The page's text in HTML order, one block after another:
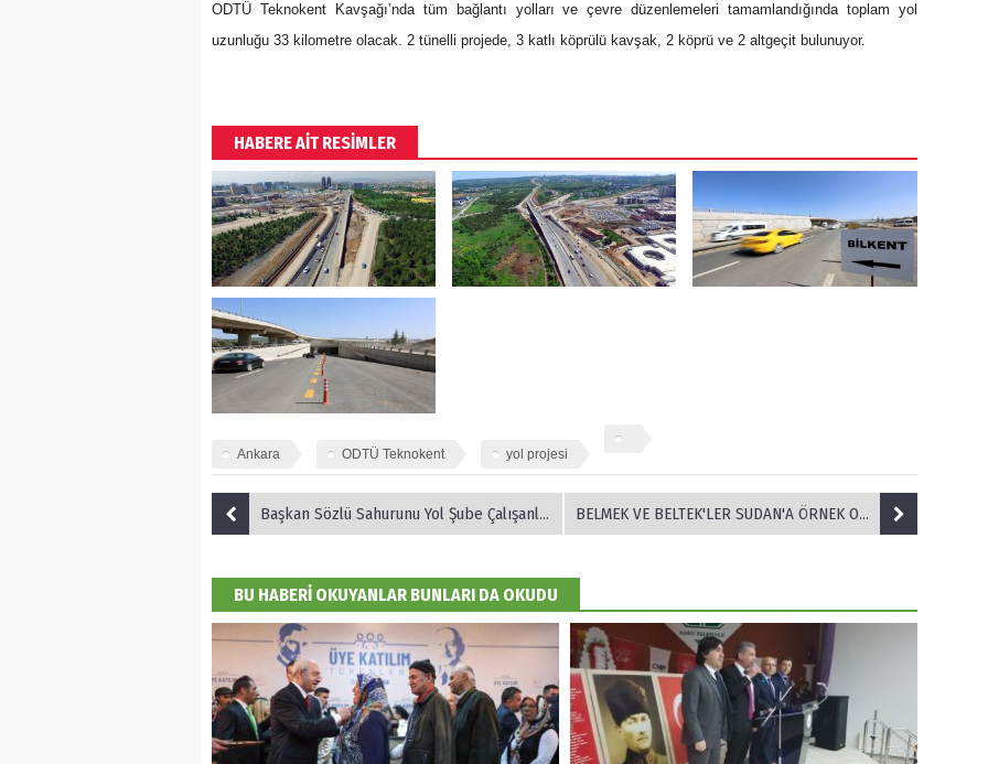
ODTÜ Teknokent Kavşağı’nda tüm bağlantı yolları ve çevre düzenlemeleri tamamlandığında toplam yol
uzunluğu 33 kilometre olacak. 2 tünelli projede, 3 katlı köprülü kavşak, 2 köprü ve 2 altgeçit bulunuyor.
HABERE AİT RESİMLER
Ankara ODTÜ Teknokent yol projesi
Başkan Sözlü Sahurunu Yol Şube Çalışanları İle Yaptı BELMEK VE BELTEK'LER SUDAN'A ÖRNEK OLUYOR
BU HABERİ OKUYANLAR BUNLARI DA OKUDU